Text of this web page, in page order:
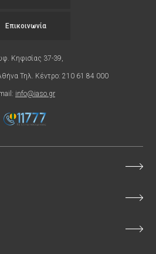
Κηφισίας 37-39,
Τηλ. Κέντρο: 210 61 84 000
info@iaso.gr
Επικοινωνία